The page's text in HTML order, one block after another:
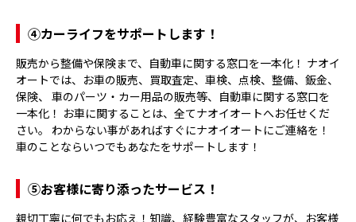
④カーライフをサポートします！
販売から整備や保険まで、自動車に関する窓口を一本化！ ナオイ
オートでは、お車の販売、買取査定、車検、点検、整備、鈑金、
保険、 車のパーツ・カー用品の販売等、自動車に関する窓口を
一本化！ お車に関することは、全てナオイオートへお任せくだ
さい。 わからない事があればすぐにナオイオートにご連絡を！
車のことならいつでもあなたをサポートします！
⑤お客様に寄り添ったサービス！
親切丁寧に何でもお応え！知識、経験豊富なスタッフが、お客様